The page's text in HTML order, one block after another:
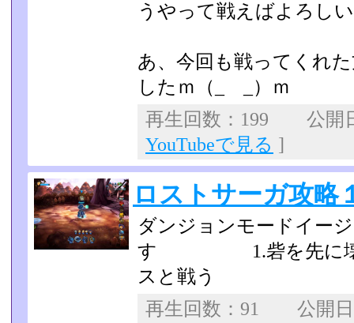
うやって戦えばよろし
あ、今回も戦ってくれ
したｍ（_ _）ｍ
再生回数：199 公開
YouTubeで見る ]
ロストサーガ攻略
ダンジョンモードイー
す 1.砦を先に壊す
スと戦う
再生回数：91 公開